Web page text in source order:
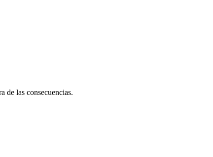
de las consecuencias.